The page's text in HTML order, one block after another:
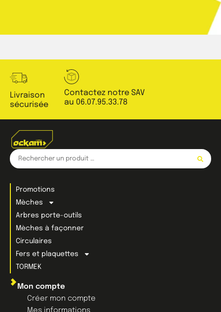
Livraison
sécurisée
Contactez notre SAV
au 06.07.95.33.78
Promotions
Mèches
Arbres porte-outils
Mèches à façonner
Circulaires
Fers et plaquettes
TORMEK
Mon compte
Créer mon compte